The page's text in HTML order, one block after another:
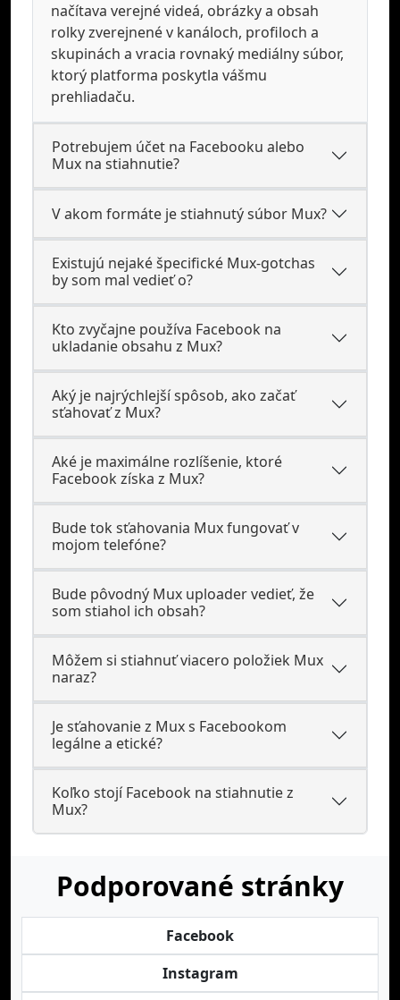
načítava verejné videá, obrázky a obsah
rolky zverejnené v kanáloch, profiloch a
skupinách a vracia rovnaký mediálny súbor,
ktorý platforma poskytla vášmu
prehliadaču.
Potrebujem účet na Facebooku alebo
Mux na stiahnutie?
V akom formáte je stiahnutý súbor Mux?
Existujú nejaké špecifické Mux-gotchas
by som mal vedieť o?
Kto zvyčajne používa Facebook na
ukladanie obsahu z Mux?
Aký je najrýchlejší spôsob, ako začať
sťahovať z Mux?
Aké je maximálne rozlíšenie, ktoré
Facebook získa z Mux?
Bude tok sťahovania Mux fungovať v
mojom telefóne?
Bude pôvodný Mux uploader vedieť, že
som stiahol ich obsah?
Môžem si stiahnuť viacero položiek Mux
naraz?
Je sťahovanie z Mux s Facebookom
legálne a etické?
Koľko stojí Facebook na stiahnutie z
Mux?
Podporované stránky
Facebook
Instagram